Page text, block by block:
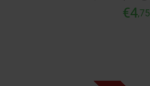
€4,75